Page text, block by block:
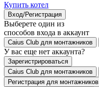
Купить котел
Вход/Регистрация
Выберете один из
способов входа в аккаунт
Caius Club для монтажников
У вас еще нет аккаунта?
Зарегистрироваться
Caius Club для монтажников
Регистрация для монтажников